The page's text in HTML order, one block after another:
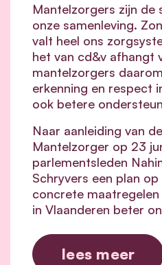
Mantelzorgers zijn de
onze samenleving.
valt heel ons
het van cd&v afhangt
mantelzorgers
erkenning en respect
ook betere
Naar aanleiding van
Mantelzorger op 23
parlementsleden
Schryvers een plan
concrete
in Vlaanderen beter
lees meer